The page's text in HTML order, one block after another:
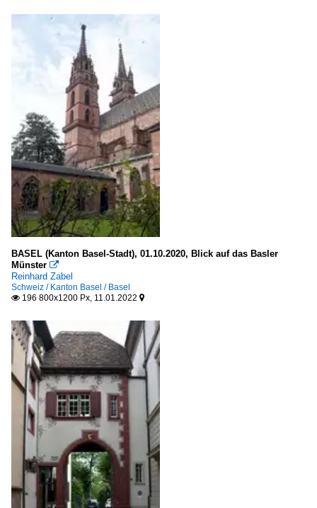
BASEL (Kanton Basel-Stadt), 01.10.2020, Blick auf das Basler
Münster 
Reinhard Zabel
Schweiz / Kanton Basel / Basel
 196 800x1200 Px, 11.01.2022 